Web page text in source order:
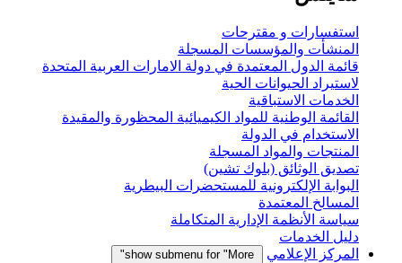
استفسارات و مقترحات
المنشأت والمؤسسات المسجلة
قائمة الدول المعتمدة في دولة الامارات العربية المتحدة
لاستيراد الحيوانات الحية
الخدمات الاستباقية
القائمة الوطنية للمواد الكيميائية المحظورة والمقيدة
الاستخدام في الدولة
المنتجات والمواد المسجلة
تصديق الوثائق (بلوك تشين)
البوابة الإلكترونية للمستحضرات البيطرية
المسالخ المعتمدة
سياسة الأنظمة الإدارية المتكاملة
دليل الخدمات
المركز الإعلامي
show submenu for "More"